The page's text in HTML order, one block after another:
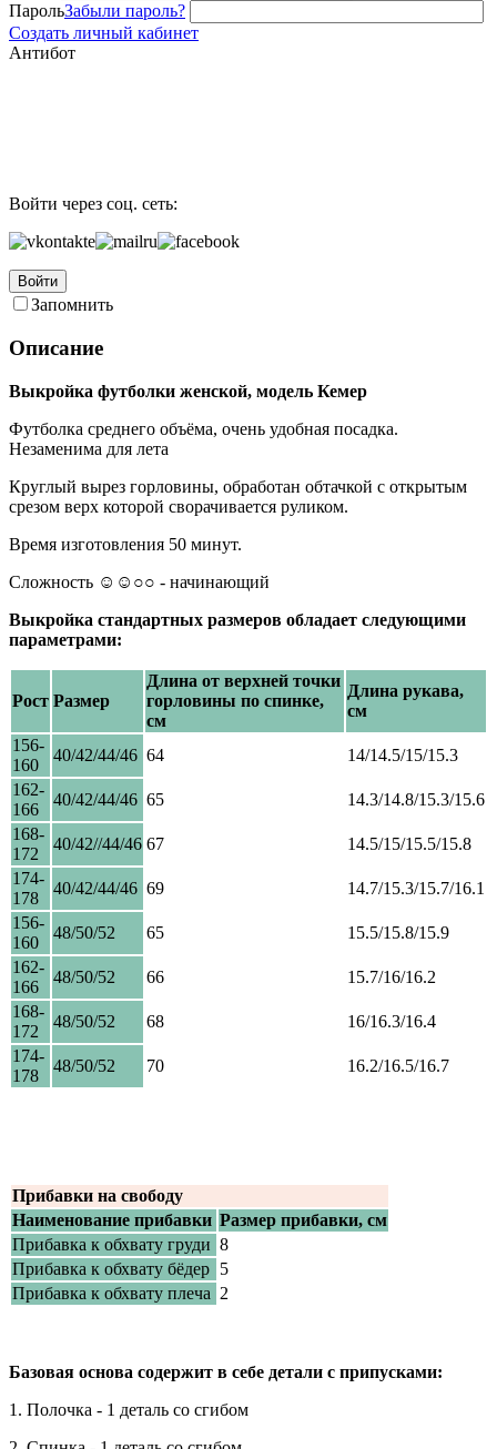
ПарольЗабыли пароль?
Создать личный кабинет
Антибот
Войти через соц. сеть:
Войти
Запомнить
Описание
Выкройка футболки женской, модель Кемер
Футболка среднего объёма, очень удобная посадка.
Незаменима для лета
Круглый вырез горловины, обработан обтачкой с открытым
срезом верх которой сворачивается руликом.
Время изготовления 50 минут.
Сложность ☺☺○○ - начинающий
Выкройка стандартных размеров обладает следующими
параметрами:
Рост Размер
Длина от верхней точки
горловины по спинке,
см
Длина рукава,
см
156-
160
40/42/44/46 64
14/14.5/15/15.3
162-
166
40/42/44/46 65
14.3/14.8/15.3/15.6
168-
172
40/42//44/46 67
14.5/15/15.5/15.8
174-
178
40/42/44/46 69
14.7/15.3/15.7/16.1
156-
160
48/50/52 65
15.5/15.8/15.9
162-
166
48/50/52 66
15.7/16/16.2
168-
172
48/50/52 68
16/16.3/16.4
174-
178
48/50/52 70 16.2/16.5/16.7
Прибавки на свободу
Наименование прибавки Размер прибавки, см
Прибавка к обхвату груди 8
Прибавка к обхвату бёдер 5
Прибавка к обхвату плеча 2
Базовая основа содержит в себе детали с припусками:
1. Полочка - 1 деталь со сгибом